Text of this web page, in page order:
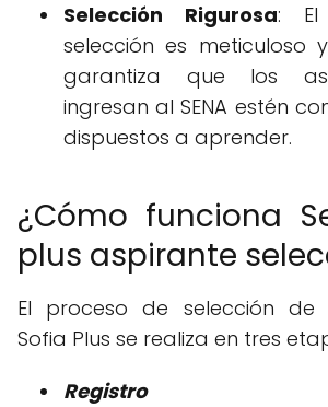
Selección Rigurosa: El
selección es meticuloso
garantiza que los
ingresan al SENA estén
dispuestos a aprender.
¿Cómo funciona
plus aspirante
El proceso de selección de
Sofia Plus se realiza en tres
Registro